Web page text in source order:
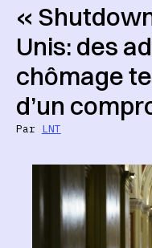
«
Unis: des
chômage
d’un
Par LNT